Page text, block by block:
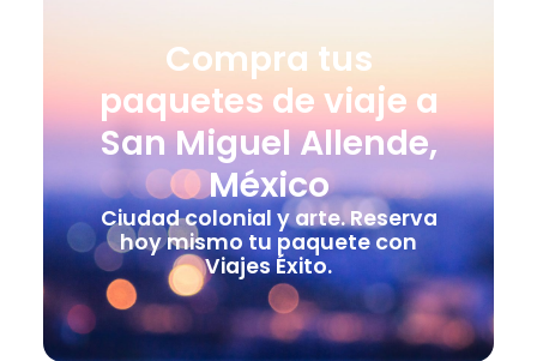
Compra tus
paquetes de viaje a
San Miguel Allende,
México
Ciudad colonial y arte. Reserva
hoy mismo tu paquete con
Viajes Éxito.